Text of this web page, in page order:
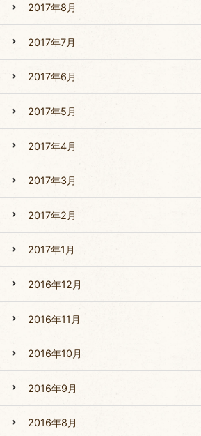
2017年8月
2017年7月
2017年6月
2017年5月
2017年4月
2017年3月
2017年2月
2017年1月
2016年12月
2016年11月
2016年10月
2016年9月
2016年8月